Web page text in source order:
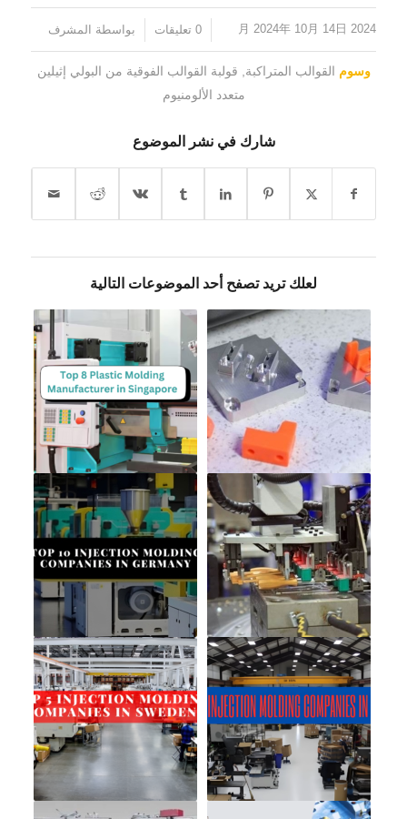
2024 月 2024年 10月 14日
/ 0 تعليقات/ بواسطة المشرف
وسوم القوالب المتراكبة
قولبة القوالب الفوقية من البولي إثيلين
متعدد الألومنيوم
شارك في نشر الموضوع
لعلك تريد تصفح أحد الموضوعات التالية